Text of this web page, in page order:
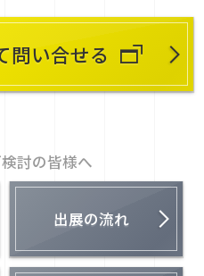
問い合せる
討の皆様へ
出展の流れ